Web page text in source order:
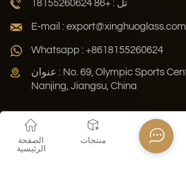
تل : +86 18155260624
E-mail : export@xinghuoglass.com
Whatsapp : +8618155260624
عنوان : No. 69, Olympic Sports Center Street, Jianye District,
Nanjing, Jiangsu, China
Xml المدونة
خريطة الموقع
حقوق النشر © 2026 Jiangsu Xinghuo Technology Co., Ltd. جميع
الصفحة
الرئيسية
منتجات